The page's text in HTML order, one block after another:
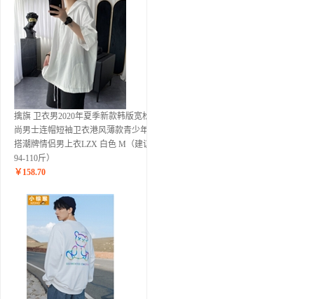
擒旗 卫衣男2020年夏季新款韩版宽松时
尚男士连帽短袖卫衣港风薄款青少年百
搭潮牌情侣男上衣LZX 白色 M（建议
94-110斤）
￥ 158.70